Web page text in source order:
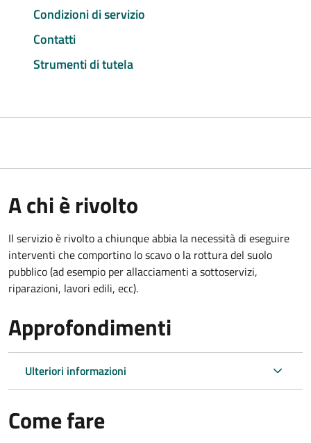
Condizioni di servizio
Contatti
Strumenti di tutela
A chi è rivolto
Il servizio è rivolto a chiunque abbia la necessità di eseguire
interventi che comportino lo scavo o la rottura del suolo
pubblico (ad esempio per allacciamenti a sottoservizi,
riparazioni, lavori edili, ecc).
Approfondimenti
Ulteriori informazioni
Come fare